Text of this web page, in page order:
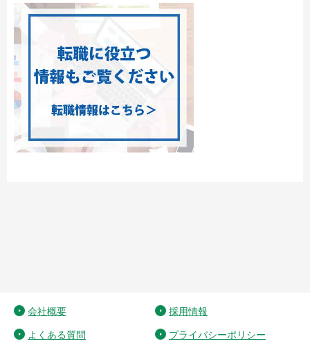
会社概要 採用情報
よくある質問 プライバシーポリシー